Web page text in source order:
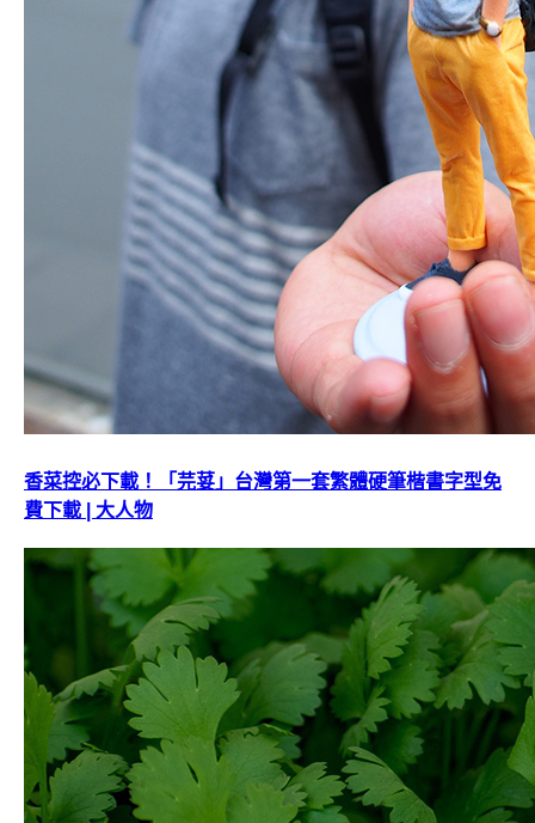
香菜控必下載！「芫荽」台灣第一套繁體硬筆楷書字型免
費下載 | 大人物